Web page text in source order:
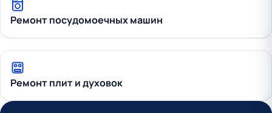
Ремонт посудомоечных машин
Ремонт плит и духовок